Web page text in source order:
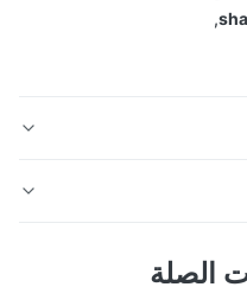
أيضًا باسم أكياس
CCS مع عامل أمان 5:1 (IMCA D016). مصنوعة من قماش